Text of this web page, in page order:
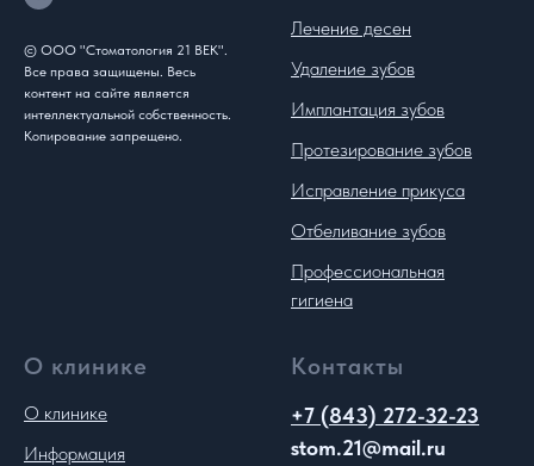
© ООО "Стоматология 21 ВЕК".
Все права защищены. Весь
контент на сайте является
интеллектуальной собственность.
Копирование запрещено.
Лечение десен
Удаление зубов
Имплантация зубов
Протезирование зубов
Исправление прикуса
Отбеливание зубов
Профессиональная
гигиена
О клинике
О клинике
Информация
Контакты
+7 (843) 272-32-23
stom.21@mail.ru